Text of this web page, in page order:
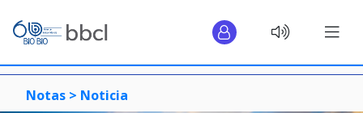
Notas > Noticia